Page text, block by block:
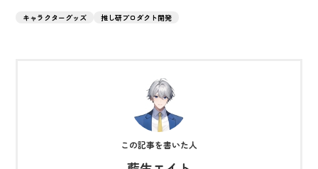
キャラクターグッズ 推し研プロダクト開発